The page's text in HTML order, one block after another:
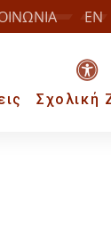
EN
Σχολική